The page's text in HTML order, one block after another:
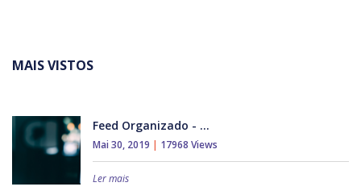
MAIS VISTOS
Feed Organizado - ...
Mai 30, 2019 | 17968 Views
Ler mais